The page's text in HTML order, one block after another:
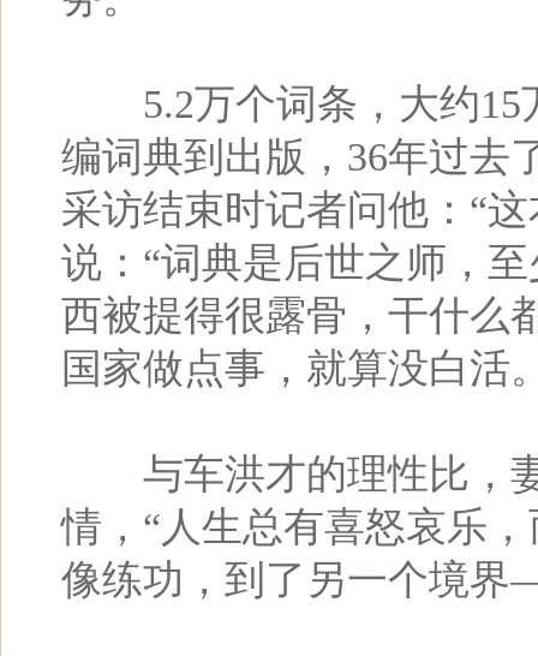
5.2万个词条，大约15
编词典到出版，36年过去
采访结束时记者问他：“
说：“词典是后世之师，
西被提得很露骨，干什么
国家做点事，就算没白活
与车洪才的理性比，
情，“人生总有喜怒哀乐
像练功，到了另一个境